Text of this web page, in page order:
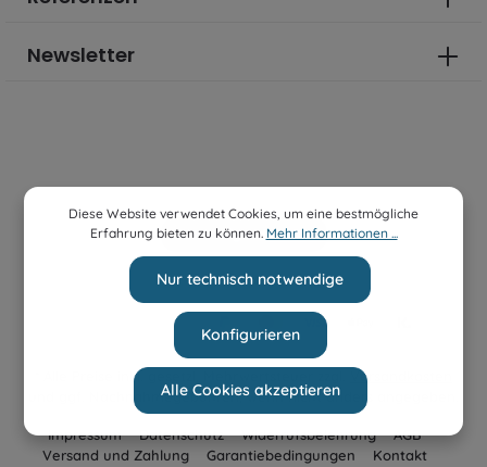
Newsletter
Bestellung widerrufen
* Alle Preise inkl. gesetzl. Mehrwertsteuer zzgl.
Versandkosten
und ggf. Nachnahmegebühren, wenn nicht anders angegeben.
Impressum Datenschutz Widerrufsbelehrung
AGB
Versand und Zahlung
Garantiebedingungen
Kontakt
Diese Website verwendet Cookies, um eine bestmögliche
Erfahrung bieten zu können. Mehr Informationen ...
Nur technisch notwendige
Konfigurieren
Alle Cookies akzeptieren